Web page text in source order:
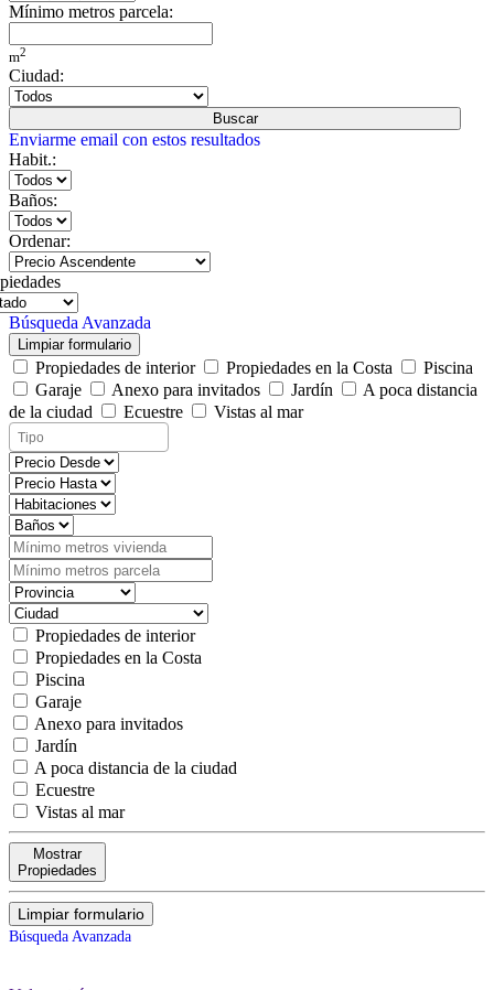
Mínimo metros parcela:
m2
Ciudad:
Buscar
Enviarme email con estos resultados
Habit.:
Baños:
Ordenar:
Búsqueda Avanzada
Limpiar formulario
Propiedades de interior Propiedades en la Costa
Piscina
Garaje
Anexo para invitados Jardín
A poca distancia
de la ciudad
Ecuestre Vistas al mar
Propiedades de interior
Propiedades en la Costa
Piscina
Garaje
Anexo para invitados
Jardín
A poca distancia de la ciudad
Ecuestre
Vistas al mar
Mostrar
Propiedades
Limpiar formulario
Búsqueda Avanzada